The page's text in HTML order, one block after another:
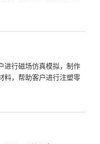
进行磁场仿真模拟，制作
料，帮助客户进行注塑零